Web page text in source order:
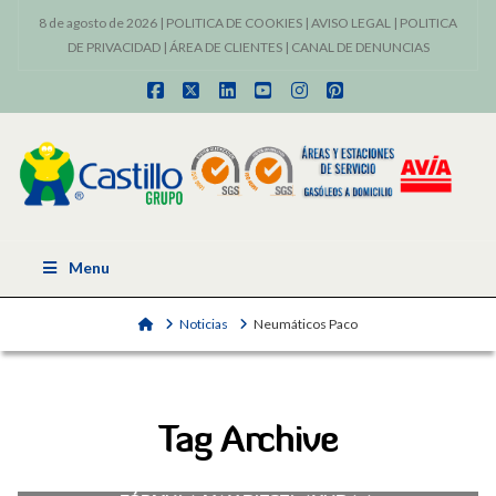
8 de agosto de 2026 | POLITICA DE COOKIES | AVISO LEGAL | POLITICA
DE PRIVACIDAD| ÁREA DE CLIENTES| CANAL DE DENUNCIAS
Facebook
X LinkedInYouTubeInstagram
Pinterest
Menu
HomeNoticias Neumáticos Paco
Tag Archive